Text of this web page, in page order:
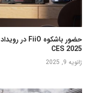
حضور باشکوه FiiO در رویداد
CES 2025
ژانویه 9, 2025